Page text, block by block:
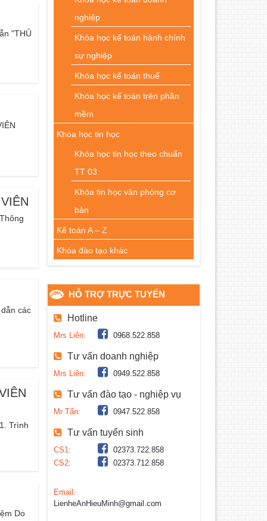
"THỦ
các
Trình
Do
nghiệp
Khóa học kế toán hành chính
sự nghiệp
Khóa học kế toán thuế
Khóa học kế toán trên phần
mềm
Khóa học tin học
Khóa học tin học theo chuẩn
TT 03
Khóa tin học văn phòng cơ
bản
Kế toán A – Z
Khóa đào tạo khác
HỖ TRỢ TRỰC TUYẾN
Hotline
Mrs Liên: 0968.522.858
Tư vấn doanh nghiệp
Mrs Liên: 0949.522.858
Tư vấn đào tạo - nghiệp vụ
Mr Tấn: 0947.522.858
Tư vấn tuyển sinh
CS1:
02373.722.858
CS2:
02373.712.858
Email:
LienheAnHieuMinh@gmail.com